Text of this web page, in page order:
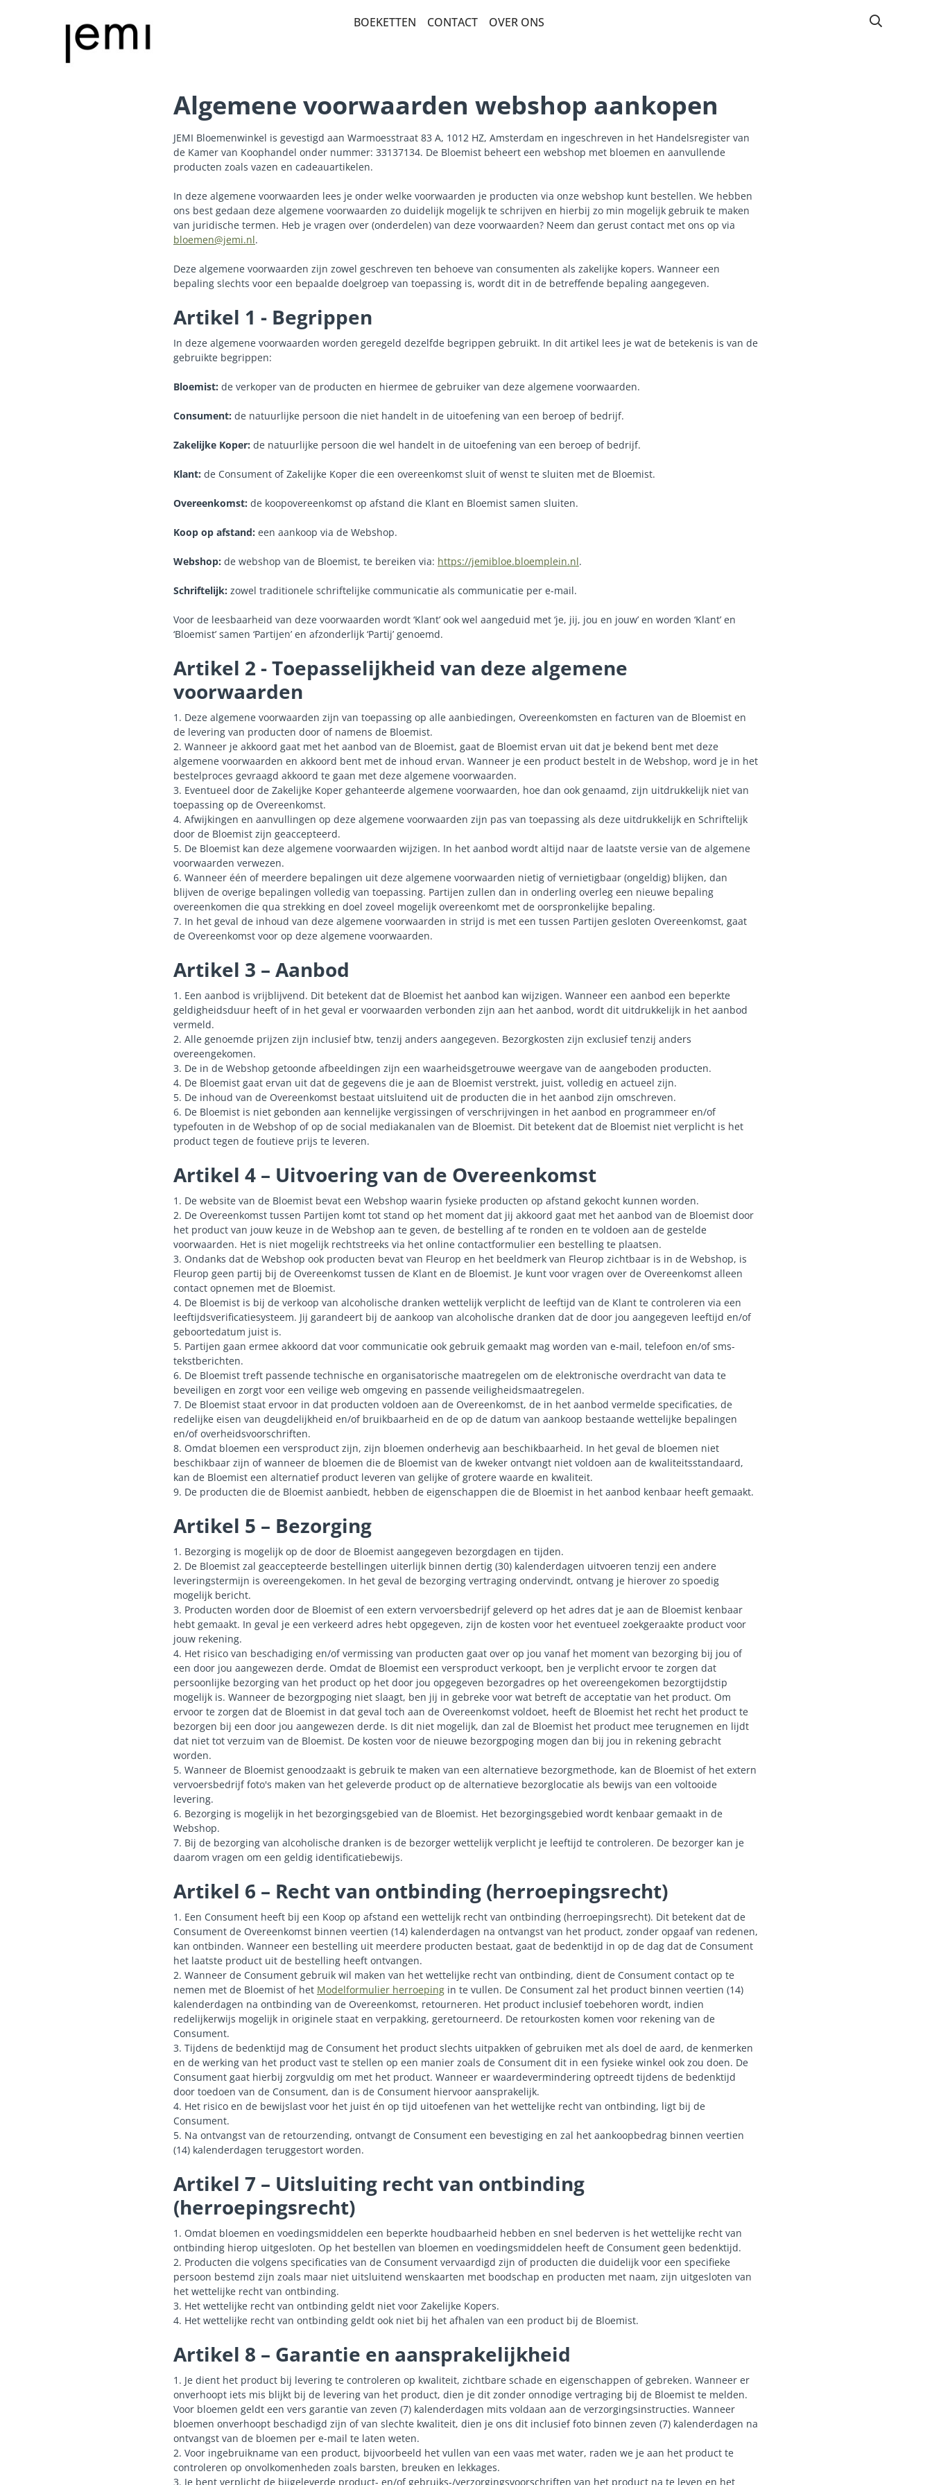
BOEKETTEN
ROUW EN CONDOLEANCE
PLUK EN VELDBOEKETTEN
POPULAIRE BOEKETTEN
SEIZOENSBOEKETTEN
LUXE-CADEAUBOEKETTEN
VERJAARDAG EN FELICITATIE
CONTACT OVER ONS
Algemene voorwaarden webshop aankopen
JEMI Bloemenwinkel is gevestigd aan Warmoesstraat 83 A, 1012 HZ, Amsterdam en ingeschreven in het Handelsregister van
de Kamer van Koophandel onder nummer: 33137134. De Bloemist beheert een webshop met bloemen en aanvullende
producten zoals vazen en cadeauartikelen.
In deze algemene voorwaarden lees je onder welke voorwaarden je producten via onze webshop kunt bestellen. We hebben
ons best gedaan deze algemene voorwaarden zo duidelijk mogelijk te schrijven en hierbij zo min mogelijk gebruik te maken
van juridische termen. Heb je vragen over (onderdelen) van deze voorwaarden? Neem dan gerust contact met ons op via
bloemen@jemi.nl.
Deze algemene voorwaarden zijn zowel geschreven ten behoeve van consumenten als zakelijke kopers. Wanneer een
bepaling slechts voor een bepaalde doelgroep van toepassing is, wordt dit in de betreffende bepaling aangegeven.
Artikel 1 - Begrippen
In deze algemene voorwaarden worden geregeld dezelfde begrippen gebruikt. In dit artikel lees je wat de betekenis is van de
gebruikte begrippen:
Bloemist: de verkoper van de producten en hiermee de gebruiker van deze algemene voorwaarden.
Consument: de natuurlijke persoon die niet handelt in de uitoefening van een beroep of bedrijf.
Zakelijke Koper: de natuurlijke persoon die wel handelt in de uitoefening van een beroep of bedrijf.
Klant: de Consument of Zakelijke Koper die een overeenkomst sluit of wenst te sluiten met de Bloemist.
Overeenkomst: de koopovereenkomst op afstand die Klant en Bloemist samen sluiten.
Koop op afstand: een aankoop via de Webshop.
Webshop: de webshop van de Bloemist, te bereiken via: https://jemibloe.bloemplein.nl.
Schriftelijk: zowel traditionele schriftelijke communicatie als communicatie per e-mail.
Voor de leesbaarheid van deze voorwaarden wordt ‘Klant’ ook wel aangeduid met ‘je, jij, jou en jouw’ en worden ‘Klant’ en
‘Bloemist’ samen ‘Partijen’ en afzonderlijk ‘Partij’ genoemd.
Artikel 2 - Toepasselijkheid van deze algemene
voorwaarden
1. Deze algemene voorwaarden zijn van toepassing op alle aanbiedingen, Overeenkomsten en facturen van de Bloemist en
de levering van producten door of namens de Bloemist.
2. Wanneer je akkoord gaat met het aanbod van de Bloemist, gaat de Bloemist ervan uit dat je bekend bent met deze
algemene voorwaarden en akkoord bent met de inhoud ervan. Wanneer je een product bestelt in de Webshop, word je in het
bestelproces gevraagd akkoord te gaan met deze algemene voorwaarden.
3. Eventueel door de Zakelijke Koper gehanteerde algemene voorwaarden, hoe dan ook genaamd, zijn uitdrukkelijk niet van
toepassing op de Overeenkomst.
4. Afwijkingen en aanvullingen op deze algemene voorwaarden zijn pas van toepassing als deze uitdrukkelijk en Schriftelijk
door de Bloemist zijn geaccepteerd.
5. De Bloemist kan deze algemene voorwaarden wijzigen. In het aanbod wordt altijd naar de laatste versie van de algemene
voorwaarden verwezen.
6. Wanneer één of meerdere bepalingen uit deze algemene voorwaarden nietig of vernietigbaar (ongeldig) blijken, dan
blijven de overige bepalingen volledig van toepassing. Partijen zullen dan in onderling overleg een nieuwe bepaling
overeenkomen die qua strekking en doel zoveel mogelijk overeenkomt met de oorspronkelijke bepaling.
7. In het geval de inhoud van deze algemene voorwaarden in strijd is met een tussen Partijen gesloten Overeenkomst, gaat
de Overeenkomst voor op deze algemene voorwaarden.
Artikel 3 – Aanbod
1. Een aanbod is vrijblijvend. Dit betekent dat de Bloemist het aanbod kan wijzigen. Wanneer een aanbod een beperkte
geldigheidsduur heeft of in het geval er voorwaarden verbonden zijn aan het aanbod, wordt dit uitdrukkelijk in het aanbod
vermeld.
2. Alle genoemde prijzen zijn inclusief btw, tenzij anders aangegeven. Bezorgkosten zijn exclusief tenzij anders
overeengekomen.
3. De in de Webshop getoonde afbeeldingen zijn een waarheidsgetrouwe weergave van de aangeboden producten.
4. De Bloemist gaat ervan uit dat de gegevens die je aan de Bloemist verstrekt, juist, volledig en actueel zijn.
5. De inhoud van de Overeenkomst bestaat uitsluitend uit de producten die in het aanbod zijn omschreven.
6. De Bloemist is niet gebonden aan kennelijke vergissingen of verschrijvingen in het aanbod en programmeer en/of
typefouten in de Webshop of op de social mediakanalen van de Bloemist. Dit betekent dat de Bloemist niet verplicht is het
product tegen de foutieve prijs te leveren.
Artikel 4 – Uitvoering van de Overeenkomst
1. De website van de Bloemist bevat een Webshop waarin fysieke producten op afstand gekocht kunnen worden.
2. De Overeenkomst tussen Partijen komt tot stand op het moment dat jij akkoord gaat met het aanbod van de Bloemist door
het product van jouw keuze in de Webshop aan te geven, de bestelling af te ronden en te voldoen aan de gestelde
voorwaarden. Het is niet mogelijk rechtstreeks via het online contactformulier een bestelling te plaatsen.
3. Ondanks dat de Webshop ook producten bevat van Fleurop en het beeldmerk van Fleurop zichtbaar is in de Webshop, is
Fleurop geen partij bij de Overeenkomst tussen de Klant en de Bloemist. Je kunt voor vragen over de Overeenkomst alleen
contact opnemen met de Bloemist.
4. De Bloemist is bij de verkoop van alcoholische dranken wettelijk verplicht de leeftijd van de Klant te controleren via een
leeftijdsverificatiesysteem. Jij garandeert bij de aankoop van alcoholische dranken dat de door jou aangegeven leeftijd en/of
geboortedatum juist is.
5. Partijen gaan ermee akkoord dat voor communicatie ook gebruik gemaakt mag worden van e-mail, telefoon en/of sms-
tekstberichten.
6. De Bloemist treft passende technische en organisatorische maatregelen om de elektronische overdracht van data te
beveiligen en zorgt voor een veilige web omgeving en passende veiligheidsmaatregelen.
7. De Bloemist staat ervoor in dat producten voldoen aan de Overeenkomst, de in het aanbod vermelde specificaties, de
redelijke eisen van deugdelijkheid en/of bruikbaarheid en de op de datum van aankoop bestaande wettelijke bepalingen
en/of overheidsvoorschriften.
8. Omdat bloemen een versproduct zijn, zijn bloemen onderhevig aan beschikbaarheid. In het geval de bloemen niet
beschikbaar zijn of wanneer de bloemen die de Bloemist van de kweker ontvangt niet voldoen aan de kwaliteitsstandaard,
kan de Bloemist een alternatief product leveren van gelijke of grotere waarde en kwaliteit.
9. De producten die de Bloemist aanbiedt, hebben de eigenschappen die de Bloemist in het aanbod kenbaar heeft gemaakt.
Artikel 5 – Bezorging
1. Bezorging is mogelijk op de door de Bloemist aangegeven bezorgdagen en tijden.
2. De Bloemist zal geaccepteerde bestellingen uiterlijk binnen dertig (30) kalenderdagen uitvoeren tenzij een andere
leveringstermijn is overeengekomen. In het geval de bezorging vertraging ondervindt, ontvang je hierover zo spoedig
mogelijk bericht.
3. Producten worden door de Bloemist of een extern vervoersbedrijf geleverd op het adres dat je aan de Bloemist kenbaar
hebt gemaakt. In geval je een verkeerd adres hebt opgegeven, zijn de kosten voor het eventueel zoekgeraakte product voor
jouw rekening.
4. Het risico van beschadiging en/of vermissing van producten gaat over op jou vanaf het moment van bezorging bij jou of
een door jou aangewezen derde. Omdat de Bloemist een versproduct verkoopt, ben je verplicht ervoor te zorgen dat
persoonlijke bezorging van het product op het door jou opgegeven bezorgadres op het overeengekomen bezorgtijdstip
mogelijk is. Wanneer de bezorgpoging niet slaagt, ben jij in gebreke voor wat betreft de acceptatie van het product. Om
ervoor te zorgen dat de Bloemist in dat geval toch aan de Overeenkomst voldoet, heeft de Bloemist het recht het product te
bezorgen bij een door jou aangewezen derde. Is dit niet mogelijk, dan zal de Bloemist het product mee terugnemen en lijdt
dat niet tot verzuim van de Bloemist. De kosten voor de nieuwe bezorgpoging mogen dan bij jou in rekening gebracht
worden.
5. Wanneer de Bloemist genoodzaakt is gebruik te maken van een alternatieve bezorgmethode, kan de Bloemist of het extern
vervoersbedrijf foto's maken van het geleverde product op de alternatieve bezorglocatie als bewijs van een voltooide
levering.
6. Bezorging is mogelijk in het bezorgingsgebied van de Bloemist. Het bezorgingsgebied wordt kenbaar gemaakt in de
Webshop.
7. Bij de bezorging van alcoholische dranken is de bezorger wettelijk verplicht je leeftijd te controleren. De bezorger kan je
daarom vragen om een geldig identificatiebewijs.
Artikel 6 – Recht van ontbinding (herroepingsrecht)
1. Een Consument heeft bij een Koop op afstand een wettelijk recht van ontbinding (herroepingsrecht). Dit betekent dat de
Consument de Overeenkomst binnen veertien (14) kalenderdagen na ontvangst van het product, zonder opgaaf van redenen,
kan ontbinden. Wanneer een bestelling uit meerdere producten bestaat, gaat de bedenktijd in op de dag dat de Consument
het laatste product uit de bestelling heeft ontvangen.
2. Wanneer de Consument gebruik wil maken van het wettelijke recht van ontbinding, dient de Consument contact op te
nemen met de Bloemist of het Modelformulier herroeping in te vullen. De Consument zal het product binnen veertien (14)
kalenderdagen na ontbinding van de Overeenkomst, retourneren. Het product inclusief toebehoren wordt, indien
redelijkerwijs mogelijk in originele staat en verpakking, geretourneerd. De retourkosten komen voor rekening van de
Consument.
3. Tijdens de bedenktijd mag de Consument het product slechts uitpakken of gebruiken met als doel de aard, de kenmerken
en de werking van het product vast te stellen op een manier zoals de Consument dit in een fysieke winkel ook zou doen. De
Consument gaat hierbij zorgvuldig om met het product. Wanneer er waardevermindering optreedt tijdens de bedenktijd
door toedoen van de Consument, dan is de Consument hiervoor aansprakelijk.
4. Het risico en de bewijslast voor het juist én op tijd uitoefenen van het wettelijke recht van ontbinding, ligt bij de
Consument.
5. Na ontvangst van de retourzending, ontvangt de Consument een bevestiging en zal het aankoopbedrag binnen veertien
(14) kalenderdagen teruggestort worden.
Artikel 7 – Uitsluiting recht van ontbinding
(herroepingsrecht)
1. Omdat bloemen en voedingsmiddelen een beperkte houdbaarheid hebben en snel bederven is het wettelijke recht van
ontbinding hierop uitgesloten. Op het bestellen van bloemen en voedingsmiddelen heeft de Consument geen bedenktijd.
2. Producten die volgens specificaties van de Consument vervaardigd zijn of producten die duidelijk voor een specifieke
persoon bestemd zijn zoals maar niet uitsluitend wenskaarten met boodschap en producten met naam, zijn uitgesloten van
het wettelijke recht van ontbinding.
3. Het wettelijke recht van ontbinding geldt niet voor Zakelijke Kopers.
4. Het wettelijke recht van ontbinding geldt ook niet bij het afhalen van een product bij de Bloemist.
Artikel 8 – Garantie en aansprakelijkheid
1. Je dient het product bij levering te controleren op kwaliteit, zichtbare schade en eigenschappen of gebreken. Wanneer er
onverhoopt iets mis blijkt bij de levering van het product, dien je dit zonder onnodige vertraging bij de Bloemist te melden.
Voor bloemen geldt een vers garantie van zeven (7) kalenderdagen mits voldaan aan de verzorgingsinstructies. Wanneer
bloemen onverhoopt beschadigd zijn of van slechte kwaliteit, dien je ons dit inclusief foto binnen zeven (7) kalenderdagen na
ontvangst van de bloemen per e-mail te laten weten.
2. Voor ingebruikname van een product, bijvoorbeeld het vullen van een vaas met water, raden we je aan het product te
controleren op onvolkomenheden zoals barsten, breuken en lekkages.
3. Je bent verplicht de bijgeleverde product- en/of gebruiks-/verzorgingsvoorschriften van het product na te leven en het